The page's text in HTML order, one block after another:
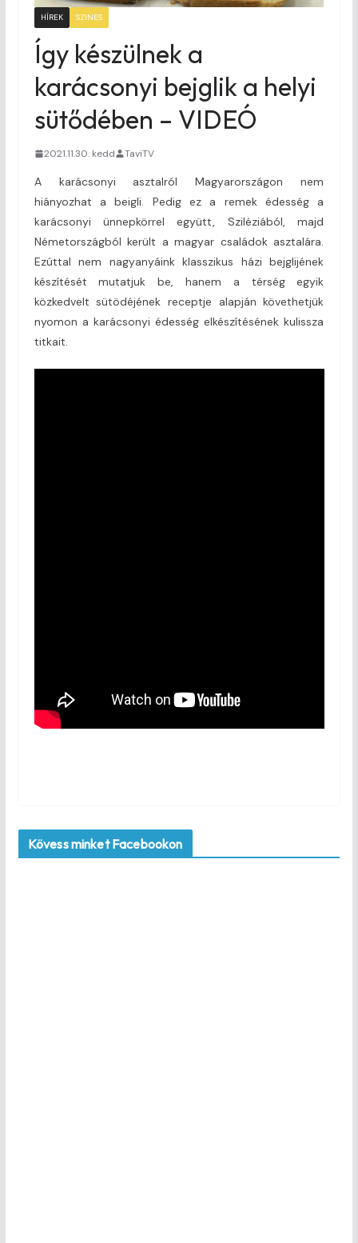
HÍREK SZINES
Így készülnek a
karácsonyi bejglik a helyi
sütődében – VIDEÓ
2021.11.30. kedd TaviTV
A karácsonyi asztalról Magyarországon nem
hiányozhat a beigli. Pedig ez a remek édesség a
karácsonyi ünnepkörrel együtt, Sziléziából, majd
Németországból került a magyar családok asztalára.
Ezúttal nem nagyanyáink klasszikus házi bejglijének
készítését mutatjuk be, hanem a térség egyik
közkedvelt sütödéjének receptje alapján követhetjük
nyomon a karácsonyi édesség elkészítésének kulissza
titkait.
Kövess minket Facebookon